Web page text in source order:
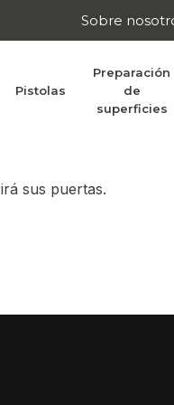
Sobre
Pistolas
Preparación
de
superficies
anunciar
sus puertas.